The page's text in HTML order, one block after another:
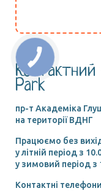
Контактний
Park
пр-т Академіка
на території ВДНГ
Працюємо без
у літній період з
у зимовий період
Контактні